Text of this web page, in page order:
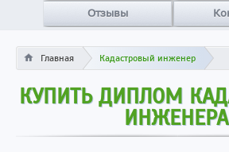
Отзывы
Главная Кадастровый инженер
КУПИТЬ ДИПЛОМ
ИНЖЕНЕРА